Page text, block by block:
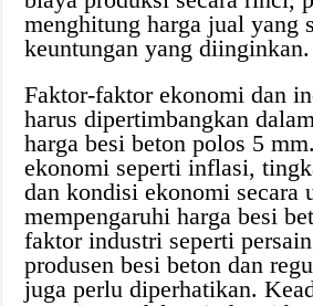
menghitung harga jual yang
keuntungan yang diinginkan.
Faktor-faktor ekonomi dan
harus dipertimbangkan
harga besi beton polos 5
ekonomi seperti inflasi,
dan kondisi ekonomi secara
mempengaruhi harga besi
faktor industri seperti
produsen besi beton dan
juga perlu diperhatikan.